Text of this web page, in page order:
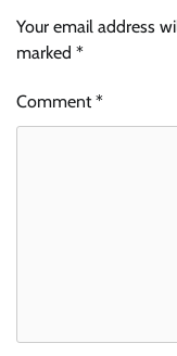
Your email address
marked *
Comment*